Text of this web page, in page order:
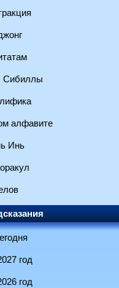
Сибиллы
алфавите
Инь
год
год